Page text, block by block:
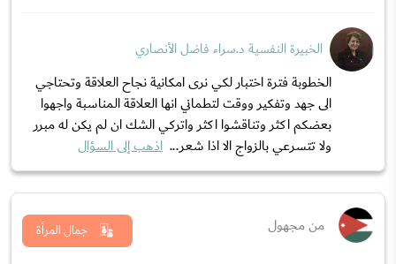
الخبيرة النفسية د.سراء فاضل الأنصاري
الخطوبة فترة اختبار لكي نرى امكانية نجاح العلاقة وتحتاجي
الى جهد وتفكير ووقت لتطماني انها العلاقة المناسبة واجهوا
بعضكم اكثر وتناقشوا اكثر واتركي الشك ان لم يكن له مبرر
ولا تتسرعي بالزواج الا اذا شعر... اذهب إلى السؤال
من مجهول جمال المرأة